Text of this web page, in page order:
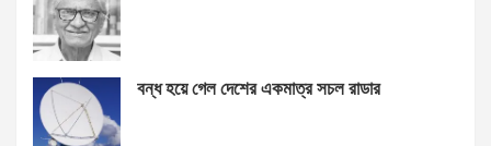
বন্ধ হয়ে গেল দেশের একমাত্র সচল রাডার